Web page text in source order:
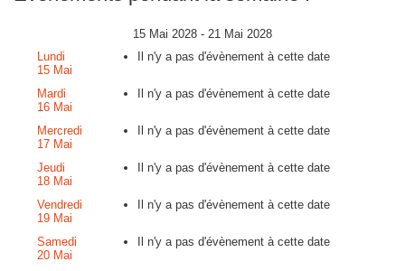
15 Mai 2028 - 21 Mai 2028
Lundi
15 Mai
Il n'y a pas d'évènement à cette date
Mardi
16 Mai
Il n'y a pas d'évènement à cette date
Mercredi
17 Mai
Il n'y a pas d'évènement à cette date
Jeudi
18 Mai
Il n'y a pas d'évènement à cette date
Vendredi
19 Mai
Il n'y a pas d'évènement à cette date
Samedi
20 Mai
Il n'y a pas d'évènement à cette date